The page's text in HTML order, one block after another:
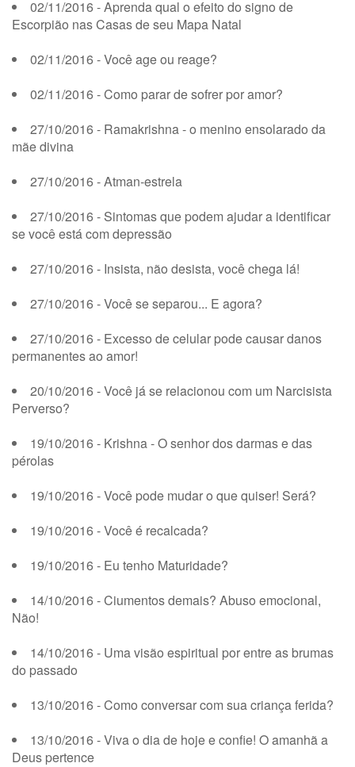
02/11/2016 - Aprenda qual o efeito do signo de
Escorpião nas Casas de seu Mapa Natal
02/11/2016 - Você age ou reage?
02/11/2016 - Como parar de sofrer por amor?
27/10/2016 - Ramakrishna - o menino ensolarado da
mãe divina
27/10/2016 - Atman-estrela
27/10/2016 - Sintomas que podem ajudar a identificar
se você está com depressão
27/10/2016 - Insista, não desista, você chega lá!
27/10/2016 - Você se separou... E agora?
27/10/2016 - Excesso de celular pode causar danos
permanentes ao amor!
20/10/2016 - Você já se relacionou com um Narcisista
Perverso?
19/10/2016 - Krishna - O senhor dos darmas e das
pérolas
19/10/2016 - Você pode mudar o que quiser! Será?
19/10/2016 - Você é recalcada?
19/10/2016 - Eu tenho Maturidade?
14/10/2016 - Ciumentos demais? Abuso emocional,
Não!
14/10/2016 - Uma visão espiritual por entre as brumas
do passado
13/10/2016 - Como conversar com sua criança ferida?
13/10/2016 - Viva o dia de hoje e confie! O amanhã a
Deus pertence